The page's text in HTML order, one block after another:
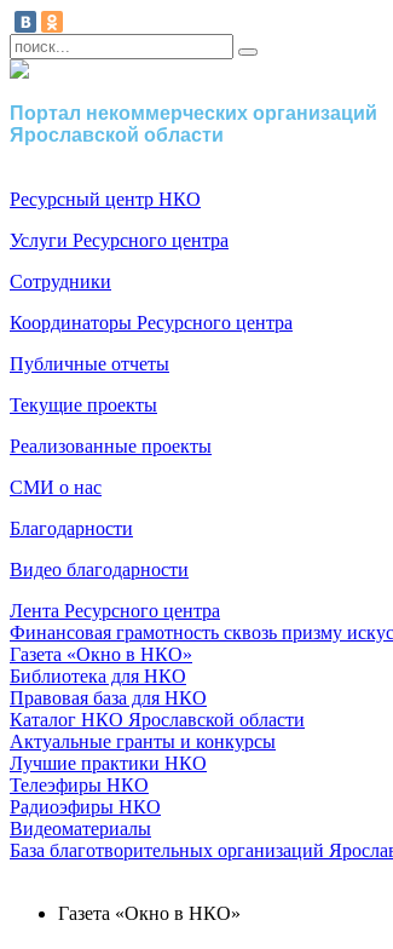
Портал некоммерческих организаций
Ярославской области
Ресурсный центр НКО
Услуги Ресурсного центра
Сотрудники
Координаторы Ресурсного центра
Публичные отчеты
Текущие проекты
Реализованные проекты
СМИ о нас
Благодарности
Видео благодарности
Лента Ресурсного центра
Финансовая грамотность сквозь призму
Газета «Окно в НКО»
Библиотека для НКО
Правовая база для НКО
Каталог НКО Ярославской области
Актуальные гранты и конкурсы
Лучшие практики НКО
Телеэфиры НКО
Радиоэфиры НКО
Видеоматериалы
База благотворительных организаций
Газета «Окно в НКО»